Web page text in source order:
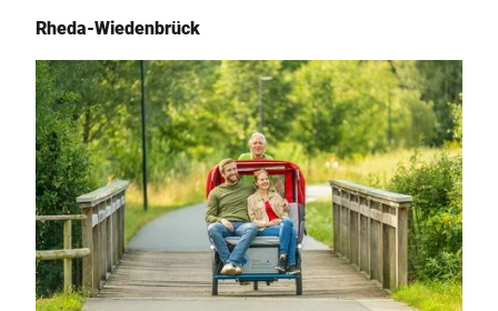
Rheda-Wiedenbrück